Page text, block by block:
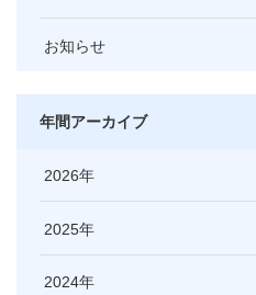
お知らせ
年間アーカイブ
2026
2025
2024